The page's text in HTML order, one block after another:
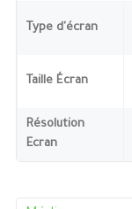
Type d'écran
Taille Écran
Résolution
Ecran